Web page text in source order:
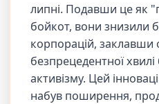
липні. Подавши це як
бойкот, вони знизили
корпорацій, заклавши
безпрецедентної
активізму. Цей
набув поширення,